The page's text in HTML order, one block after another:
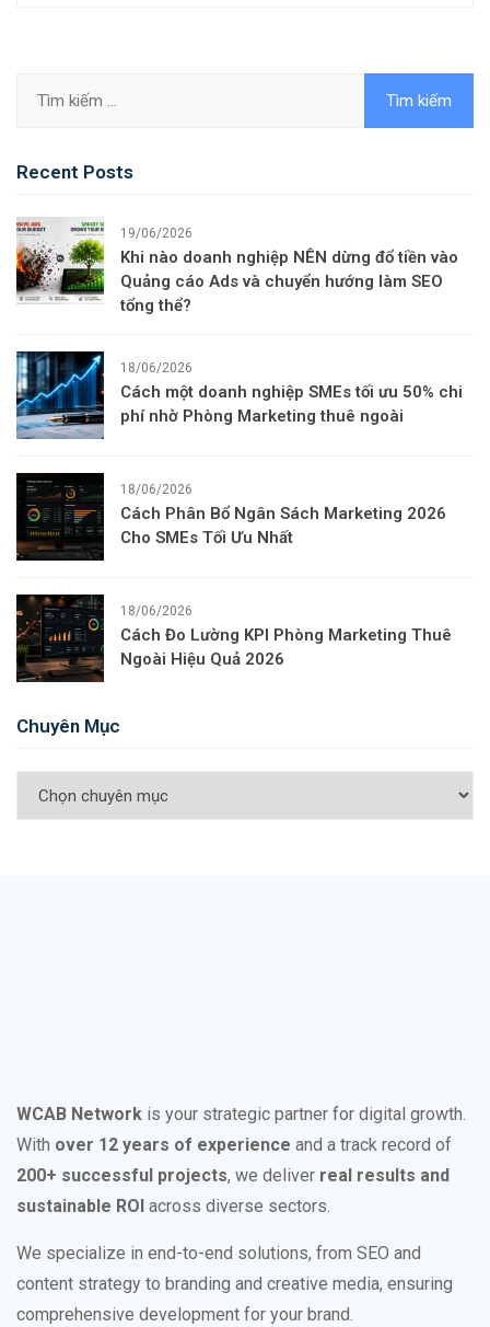
Recent Posts
19/06/2026
Khi nào doanh nghiệp NÊN dừng đổ tiền vào
Quảng cáo Ads và chuyển hướng làm SEO
tổng thể?
18/06/2026
Cách một doanh nghiệp SMEs tối ưu 50% chi
phí nhờ Phòng Marketing thuê ngoài
18/06/2026
Cách Phân Bổ Ngân Sách Marketing 2026
Cho SMEs Tối Ưu Nhất
18/06/2026
Cách Đo Lường KPI Phòng Marketing Thuê
Ngoài Hiệu Quả 2026
Chuyên Mục
WCAB Network is your strategic partner for digital growth.
With over 12 years of experience and a track record of
200+ successful projects, we deliver real results and
sustainable ROI across diverse sectors.
We specialize in end-to-end solutions, from SEO and
content strategy to branding and creative media, ensuring
comprehensive development for your brand.